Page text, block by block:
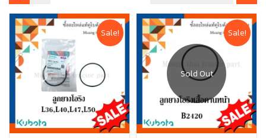
Sale! Sale!